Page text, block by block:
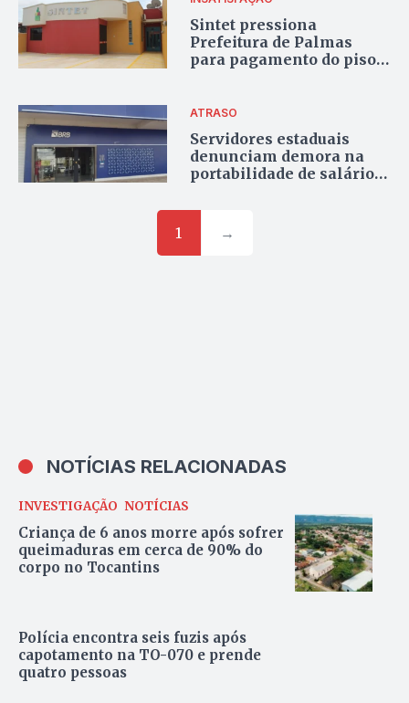
Sintet pressiona
Prefeitura de Palmas
para pagamento do piso e
ATRASO
Servidores estaduais
denunciam demora na
portabilidade de salários
1 →
NOTÍCIAS RELACIONADAS
INVESTIGAÇÃO NOTÍCIAS
Criança de 6 anos morre após sofrer
queimaduras em cerca de 90% do
corpo no Tocantins
Polícia encontra seis fuzis após
capotamento na TO-070 e prende
quatro pessoas